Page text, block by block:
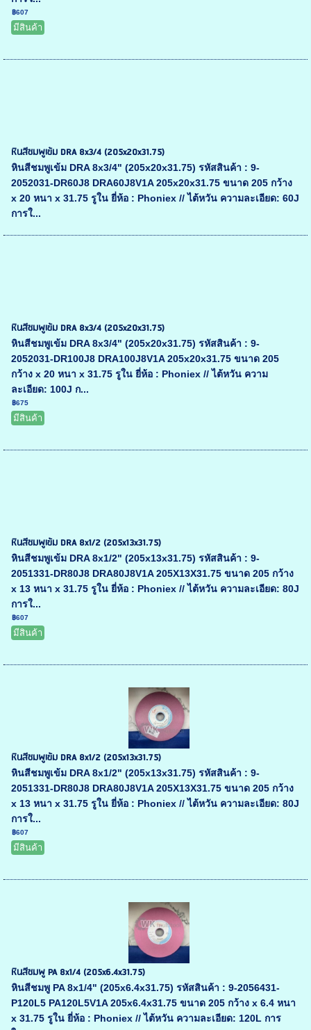
฿607
มีสินค้า
หินสีชมพูเข้ม DRA 8x3/4 (205x20x31.75)
หินสีชมพูเข้ม DRA 8x3/4" (205x20x31.75) รหัสสินค้า : 9-
2052031-DR60J8 DRA60J8V1A 205x20x31.75 ขนาด 205 กว้าง
x 20 หนา x 31.75 รูใน ยี่ห้อ : Phoniex // ไต้หวัน ความละเอียด: 60J
การใ...
หินสีชมพูเข้ม DRA 8x3/4 (205x20x31.75)
หินสีชมพูเข้ม DRA 8x3/4" (205x20x31.75) รหัสสินค้า : 9-
2052031-DR100J8 DRA100J8V1A 205x20x31.75 ขนาด 205
กว้าง x 20 หนา x 31.75 รูใน ยี่ห้อ : Phoniex // ไต้หวัน ความ
ละเอียด: 100J ก...
฿675
มีสินค้า
หินสีชมพูเข้ม DRA 8x1/2 (205x13x31.75)
หินสีชมพูเข้ม DRA 8x1/2" (205x13x31.75) รหัสสินค้า : 9-
2051331-DR80J8 DRA80J8V1A 205X13X31.75 ขนาด 205 กว้าง
x 13 หนา x 31.75 รูใน ยี่ห้อ : Phoniex // ไต้หวัน ความละเอียด: 80J
การใ...
฿607
มีสินค้า
หินสีชมพูเข้ม DRA 8x1/2 (205x13x31.75)
หินสีชมพูเข้ม DRA 8x1/2" (205x13x31.75) รหัสสินค้า : 9-
2051331-DR80J8 DRA80J8V1A 205X13X31.75 ขนาด 205 กว้าง
x 13 หนา x 31.75 รูใน ยี่ห้อ : Phoniex // ไต้หวัน ความละเอียด: 80J
การใ...
฿607
มีสินค้า
หินสีชมพู PA 8x1/4 (205x6.4x31.75)
หินสีชมพู PA 8x1/4" (205x6.4x31.75) รหัสสินค้า : 9-2056431-
P120L5 PA120L5V1A 205x6.4x31.75 ขนาด 205 กว้าง x 6.4 หนา
x 31.75 รูใน ยี่ห้อ : Phoniex // ไต้หวัน ความละเอียด: 120L การ